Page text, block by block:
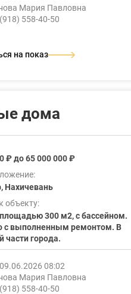
Мария Павловна
558-40-50
на показ
дома
₽ до 65 000 000 ₽
объекту:
300 м2, с бассейном.
с выполненным ремонтом. В
части города.
08:02
Мария Павловна
558-40-50